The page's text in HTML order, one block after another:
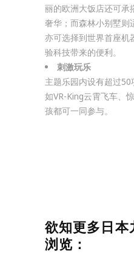
丽的欧洲大饭店还可承
奢华；而森林小别墅则
亦可选择到世界首座
验科技带来的便利。
刺激玩乐
主题乐园内设有超过50
如VR-King云霄飞车、
孩都可一同参与。
欲知更多日本
浏览：